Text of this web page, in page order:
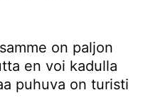
on paljon
en voi kadulla
puhuva on turisti